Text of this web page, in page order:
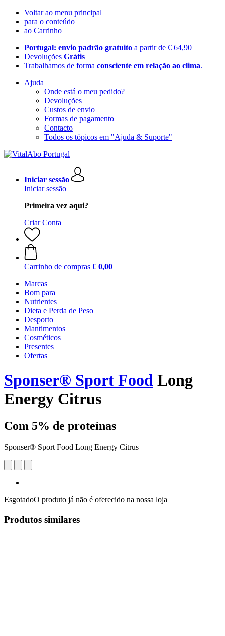
Voltar ao menu principal
para o conteúdo
ao Carrinho
Portugal: envio padrão gratuito a partir de € 64,90
Devoluções Grátis
Trabalhamos de forma consciente em relação ao clima.
Ajuda
Onde está o meu pedido?
Devoluções
Custos de envio
Formas de pagamento
Contacto
Todos os tópicos em "Ajuda & Suporte"
Iniciar sessão
Iniciar sessão
Primeira vez aqui?
Criar Conta
Carrinho de compras € 0,00
Marcas
Bom para
Nutrientes
Dieta e Perda de Peso
Desporto
Mantimentos
Cosméticos
Presentes
Ofertas
Sponser® Sport Food Long
Energy Citrus
Com 5% de proteínas
Sponser® Sport Food Long Energy Citrus
EsgotadoO produto já não é oferecido na nossa loja
Produtos similares